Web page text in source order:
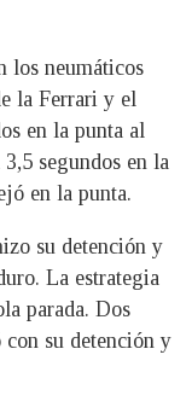
los neumáticos
la Ferrari y el
en la punta al
segundos en la
en la punta.
su detención y
La estrategia
parada. Dos
con su detención y